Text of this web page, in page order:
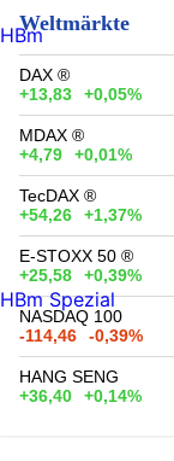
Weltmärkte
DAX ®
+13,83
+0,05%
MDAX ®
+4,79
+0,01%
TecDAX ®
+54,26
+1,37%
E-STOXX 50 ®
+25,58
+0,39%
NASDAQ 100
-114,46
-0,39%
HANG SENG
+36,40
+0,14%
HBm
HBm Spezial